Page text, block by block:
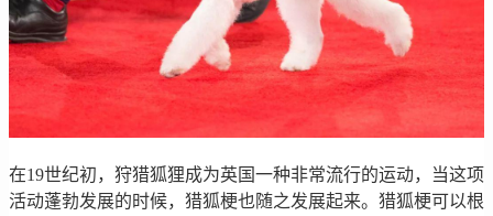
在19世纪初，狩猎狐狸成为英国一种非常流行的运动，当这项
活动蓬勃发展的时候，猎狐梗也随之发展起来。猎狐梗可以根